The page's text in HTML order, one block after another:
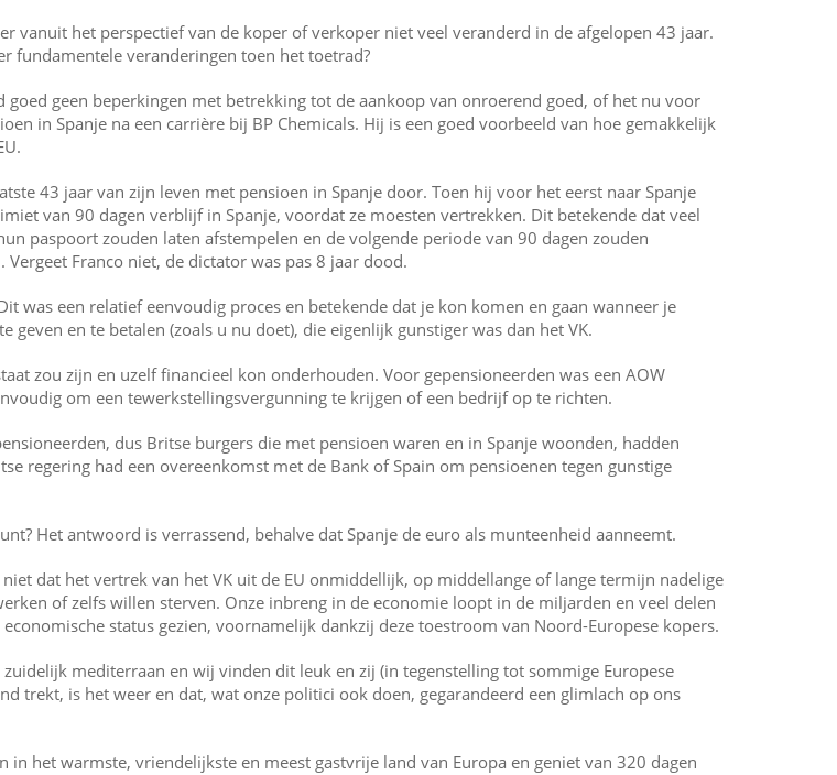
vanuit het perspectief van de koper of verkoper niet veel veranderd in de afgelopen 43 jaar.
fundamentele veranderingen toen het toetrad?
geen beperkingen met betrekking tot de aankoop van onroerend goed, of het nu voor
in Spanje na een carrière bij BP Chemicals. Hij is een goed voorbeeld van hoe gemakkelijk
43 jaar van zijn leven met pensioen in Spanje door. Toen hij voor het eerst naar Spanje
van 90 dagen verblijf in Spanje, voordat ze moesten vertrekken. Dit betekende dat veel
paspoort zouden laten afstempelen en de volgende periode van 90 dagen zouden
Franco niet, de dictator was pas 8 jaar dood.
was een relatief eenvoudig proces en betekende dat je kon komen en gaan wanneer je
en te betalen (zoals u nu doet), die eigenlijk gunstiger was dan het VK.
zou zijn en uzelf financieel kon onderhouden. Voor gepensioneerden was een AOW
om een tewerkstellingsvergunning te krijgen of een bedrijf op te richten.
dus Britse burgers die met pensioen waren en in Spanje woonden, hadden
regering had een overeenkomst met de Bank of Spain om pensioenen tegen gunstige
Het antwoord is verrassend, behalve dat Spanje de euro als munteenheid aanneemt.
dat het vertrek van het VK uit de EU onmiddellijk, op middellange of lange termijn nadelige
of zelfs willen sterven. Onze inbreng in de economie loopt in de miljarden en veel delen
status gezien, voornamelijk dankzij deze toestroom van Noord-Europese kopers.
mediterraan en wij vinden dit leuk en zij (in tegenstelling tot sommige Europese
trekt, is het weer en dat, wat onze politici ook doen, gegarandeerd een glimlach op ons
in het warmste, vriendelijkste en meest gastvrije land van Europa en geniet van 320 dagen